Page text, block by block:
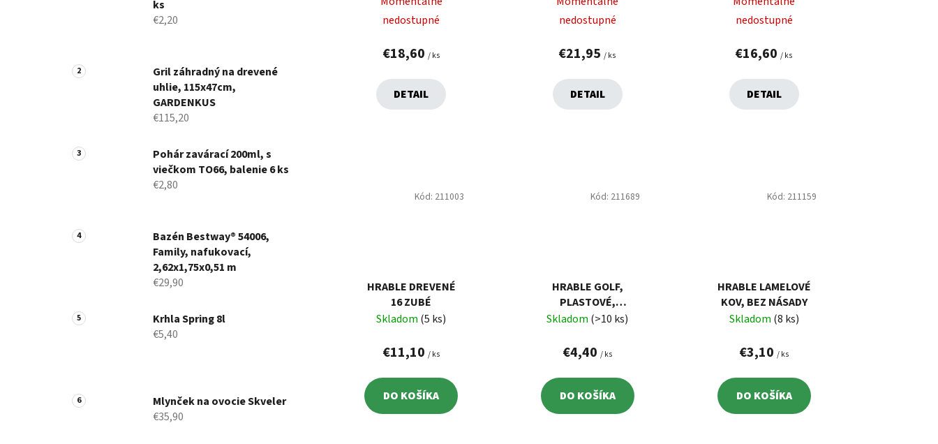
ks
€2,20
Gril záhradný na drevené
uhlie, 115x47cm,
GARDENKUS
€115,20
Pohár zavárací 200ml, s
viečkom TO66, balenie 6 ks
€2,80
Bazén Bestway® 54006,
Family, nafukovací,
2,62x1,75x0,51 m
€29,90
Krhla Spring 8l
€5,40
Mlynček na ovocie Skveler
€35,90
LÍSTIE
nedostupné
€18,60 / ks
DETAIL
TRÁVU, ROVNÉ
nedostupné
€21,95/ ks
DETAIL
NASTAVITEĽNÉ
nedostupné
€16,60/ ks
DETAIL
HRABLE DREVENÉ
16 ZUBÉ
Skladom (5 ks)
€11,10 / ks
DO KOŠÍKA
Kód: 211003
HRABLE GOLF,
PLASTOVÉ,
DREVENÁ NÁSADA
Skladom (>10 ks)
€4,40 / ks
DO KOŠÍKA
Kód: 211689
HRABLE LAMELOVÉ
KOV, BEZ NÁSADY
Skladom (8 ks)
€3,10 / ks
DO KOŠÍKA
Kód: 211159